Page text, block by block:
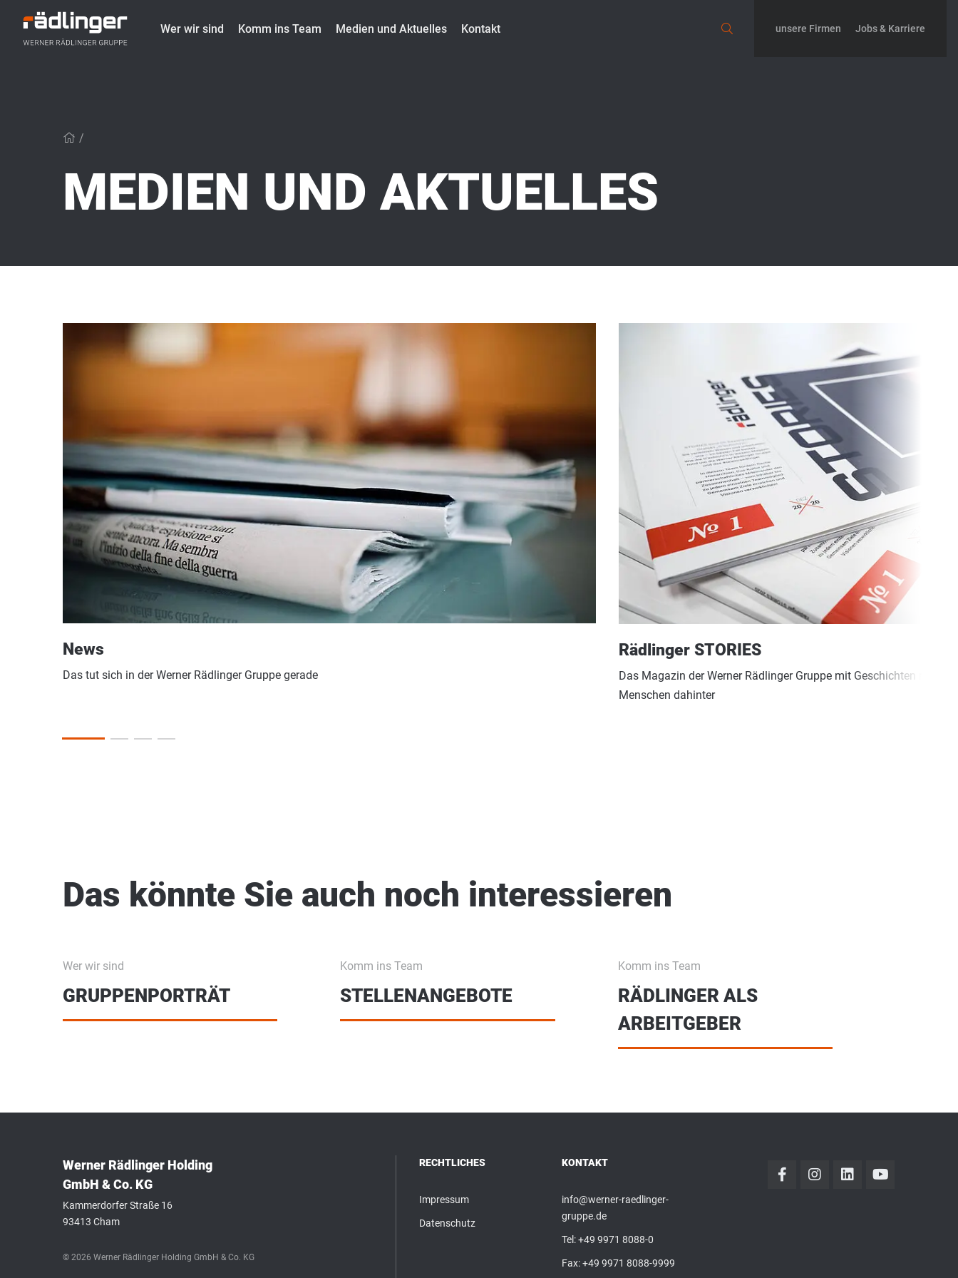
Wer wir sind Komm ins Team Medien und Aktuelles Kontakt unsere Firmen Jobs & Karriere
/
MEDIEN UND AKTUELLES
News
Das tut sich in der Werner Rädlinger Gruppe gerade
Rädlinger STORIES
Das Magazin der Werner Rädlinger Gruppe mit Geschichten rund
Menschen dahinter
Das könnte Sie auch noch interessieren
Wer wir sind
GRUPPENPORTRÄT
Komm ins Team
STELLENANGEBOTE
Komm ins Team
RÄDLINGER ALS
ARBEITGEBER
Werner Rädlinger Holding
GmbH & Co. KG
Kammerdorfer Straße 16
93413 Cham
© 2026 Werner Rädlinger Holding GmbH & Co. KG
RECHTLICHES
Impressum
Datenschutz
KONTAKT
info@werner-raedlinger-
gruppe.de
Tel:+49 9971 8088-0
Fax: +49 9971 8088-9999